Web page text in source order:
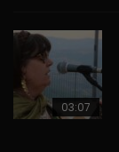
03:07